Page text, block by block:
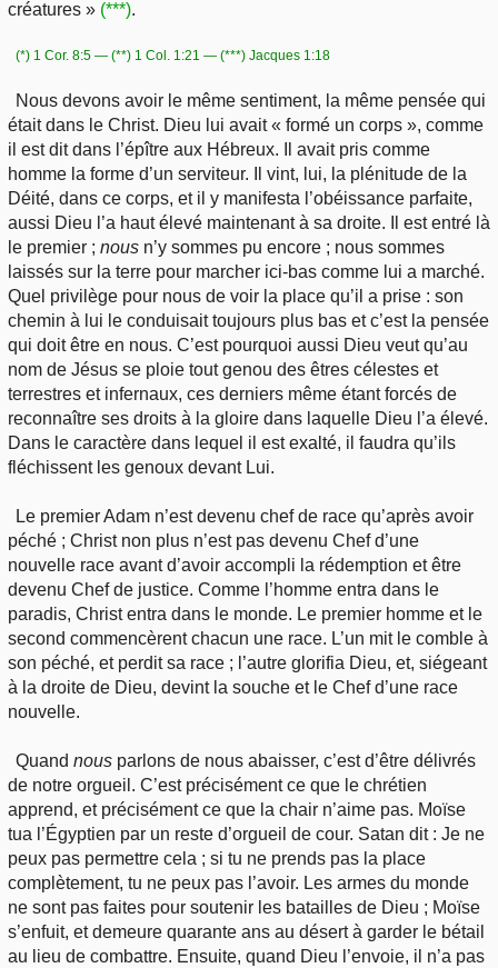
créatures » (***).
(*) 1 Cor. 8:5 — (**) 1 Col. 1:21 — (***) Jacques 1:18
Nous devons avoir le même sentiment, la même pensée qui
était dans le Christ. Dieu lui avait « formé un corps », comme
il est dit dans l’épître aux Hébreux. Il avait pris comme
homme la forme d’un serviteur. Il vint, lui, la plénitude de la
Déité, dans ce corps, et il y manifesta l’obéissance parfaite,
aussi Dieu l’a haut élevé maintenant à sa droite. Il est entré là
le premier ; nous n’y sommes pu encore ; nous sommes
laissés sur la terre pour marcher ici-bas comme lui a marché.
Quel privilège pour nous de voir la place qu’il a prise : son
chemin à lui le conduisait toujours plus bas et c’est la pensée
qui doit être en nous. C’est pourquoi aussi Dieu veut qu’au
nom de Jésus se ploie tout genou des êtres célestes et
terrestres et infernaux, ces derniers même étant forcés de
reconnaître ses droits à la gloire dans laquelle Dieu l’a élevé.
Dans le caractère dans lequel il est exalté, il faudra qu’ils
fléchissent les genoux devant Lui.
Le premier Adam n’est devenu chef de race qu’après avoir
péché ; Christ non plus n’est pas devenu Chef d’une
nouvelle race avant d’avoir accompli la rédemption et être
devenu Chef de justice. Comme l’homme entra dans le
paradis, Christ entra dans le monde. Le premier homme et le
second commencèrent chacun une race. L’un mit le comble à
son péché, et perdit sa race ; l’autre glorifia Dieu, et, siégeant
à la droite de Dieu, devint la souche et le Chef d’une race
nouvelle.
Quandnous parlons de nous abaisser, c’est d’être délivrés
de notre orgueil. C’est précisément ce que le chrétien
apprend, et précisément ce que la chair n’aime pas. Moïse
tua l’Égyptien par un reste d’orgueil de cour. Satan dit : Je ne
peux pas permettre cela ; si tu ne prends pas la place
complètement, tu ne peux pas l’avoir. Les armes du monde
ne sont pas faites pour soutenir les batailles de Dieu ; Moïse
s’enfuit, et demeure quarante ans au désert à garder le bétail
au lieu de combattre. Ensuite, quand Dieu l’envoie, il n’a pas